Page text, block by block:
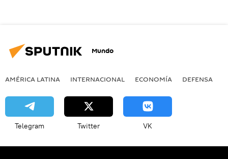
Mundo
AMÉRICA LATINA INTERNACIONAL ECONOMÍA DEFENSA
Telegram Twitter VK